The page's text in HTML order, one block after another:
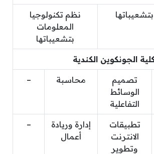
نظم تكنولوجيا
المعلومات
بتشعيباتها
الجونكوين الكندية
تصميم
الوسائط
التفاعلية
محاسبة –
تطبيقات
الانترنت
وتطوير
إدارة وريادة
أعمال
–